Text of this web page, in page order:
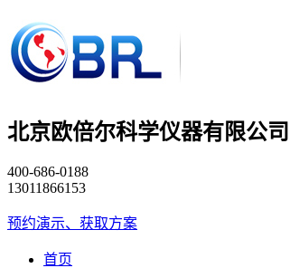
北京欧倍尔科学仪器有限公司
400-686-0188
13011866153
预约演示、获取方案
首页